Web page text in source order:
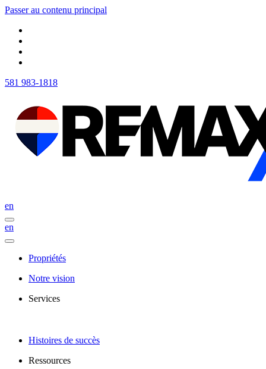
Passer au contenu principal
581 983-1818
en
en
Propriétés
Notre vision
Services
Histoires de succès
Ressources